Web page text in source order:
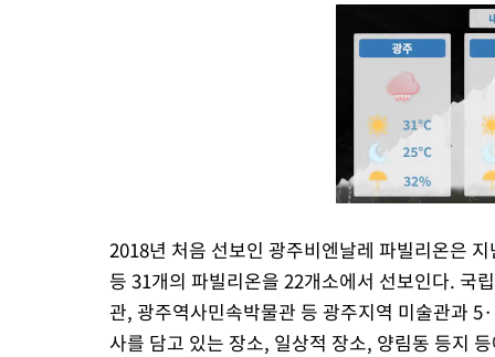
2018년 처음 선보인 광주비엔날레 파빌리온은
등 31개의 파빌리온을 22개소에서 선보인다. 국
관, 광주역사민속박물관 등 광주지역 미술관과
사를 담고 있는 장소, 일상적 장소, 양림동 등지